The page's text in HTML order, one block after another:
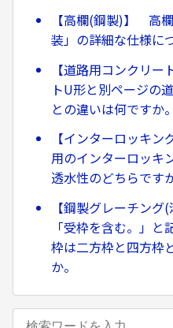
【高欄(鋼製)】 高
装」の詳細な仕様に
【道路用コンクリ
トU形と別ページの
との違いは何ですか。
【インターロッキ
用のインターロッキ
透水性のどちらです
【鋼製グレーチン
「受枠を含む。」
枠は二方枠と四方枠
か。